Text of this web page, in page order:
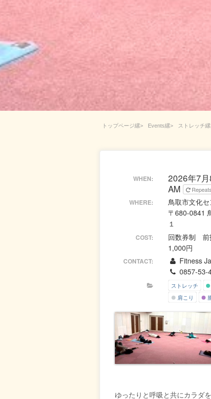
トップページ Events ストレッチ
WHEN:
2026年7
AM
Repeats
WHERE:
鳥取市文化
〒680-0841
１
COST:
回数券制 前
1,000円
CONTACT:
Fitness
0857-53-
ストレッチ
肩こり
ゆったりと呼吸と共にカラダ